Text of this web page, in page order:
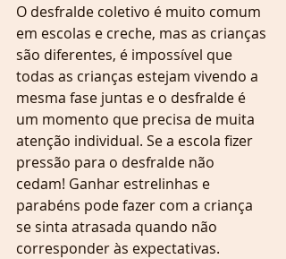
O desfralde coletivo é muito comum
em escolas e creche, mas as crianças
são diferentes, é impossível que
todas as crianças estejam vivendo a
mesma fase juntas e o desfralde é
um momento que precisa de muita
atenção individual. Se a escola fizer
pressão para o desfralde não
cedam! Ganhar estrelinhas e
parabéns pode fazer com a criança
se sinta atrasada quando não
corresponder às expectativas.